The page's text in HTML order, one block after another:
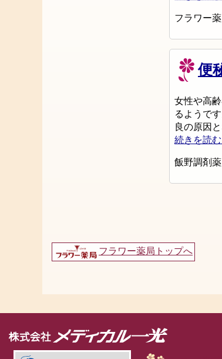
フラワー
便
女性や高
るようで
良の原因
続きを読
飯野調剤
フラワー薬局トップへ